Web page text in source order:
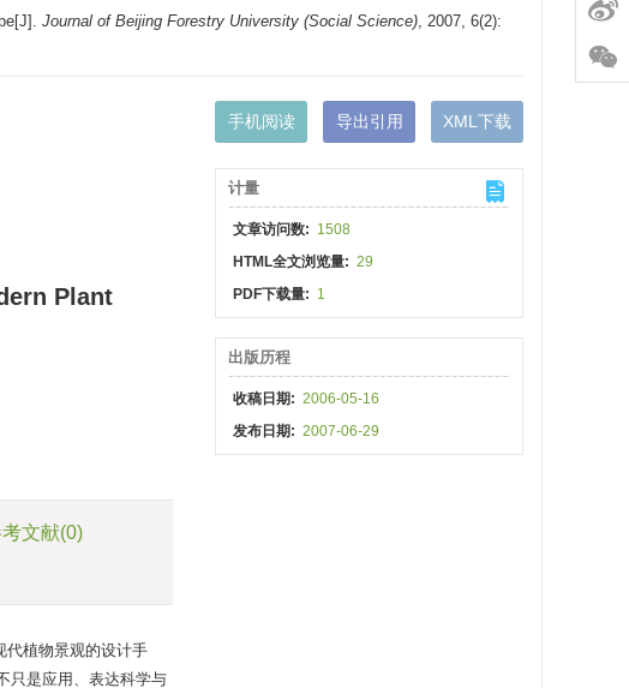
Journal of Beijing Forestry University (Social Science), 2007, 6(2):
Plant
文献(0)
代植物景观的设计手
只是应用、表达科学与
手机阅读 导出引用 XML下载
计量
文章访问数: 1508
HTML全文浏览量: 29
PDF下载量: 1
出版历程
收稿日期: 2006-05-16
发布日期: 2007-06-29